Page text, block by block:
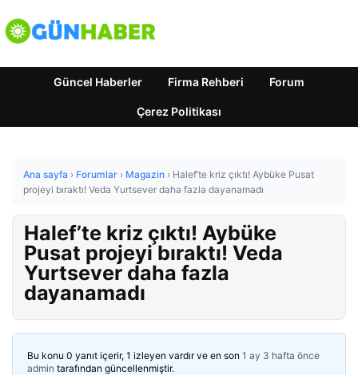
Güncel Haberler Firma Rehberi Forum
Çerez Politikası
Ana sayfa › Forumlar › Magazin › Halef’te kriz çıktı! Aybüke Pusat
projeyi bıraktı! Veda Yurtsever daha fazla dayanamadı
Halef’te kriz çıktı! Aybüke
Pusat projeyi bıraktı! Veda
Yurtsever daha fazla
dayanamadı
Bu konu 0 yanıt içerir, 1 izleyen vardır ve en son 1 ay 3 hafta önce
admin tarafından güncellenmiştir.